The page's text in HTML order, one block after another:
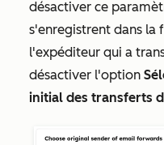
désactiver ce
s'enregistrent dans la
l'expéditeur qui a
désactiver l'option
initial des transferts